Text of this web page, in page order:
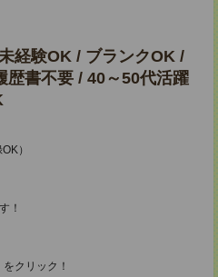
経験OK / ブランクOK /
歴書不要 / 40～50代活躍
）
！
クリック！